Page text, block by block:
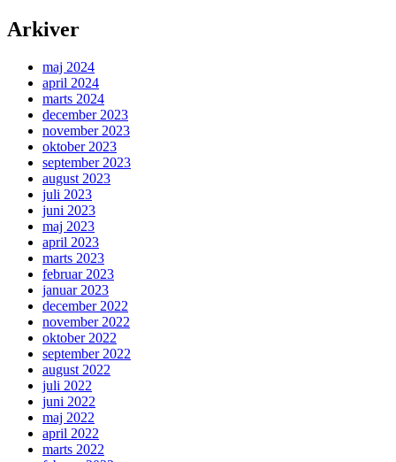
Arkiver
maj 2024
april 2024
marts 2024
december 2023
november 2023
oktober 2023
september 2023
august 2023
juli 2023
juni 2023
maj 2023
april 2023
marts 2023
februar 2023
januar 2023
december 2022
november 2022
oktober 2022
september 2022
august 2022
juli 2022
juni 2022
maj 2022
april 2022
marts 2022